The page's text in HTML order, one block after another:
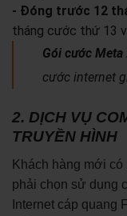
- Đóng trước 12
tháng cước thứ 13
Gói cước Meta
cước internet
2. DỊCH VỤ
TRUYỀN HÌNH
Khách hàng mới
phải chọn sử dụng
Internet cáp quang